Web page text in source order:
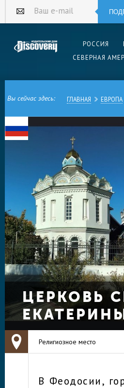
Ваш e-mail
РОССИЯ
СЕВЕРНАЯ
Вы сейчас здесь: ГЛАВНАЯ ЕВРОПА
ЦЕРКОВЬ
Религиозное место
В Феодосии,